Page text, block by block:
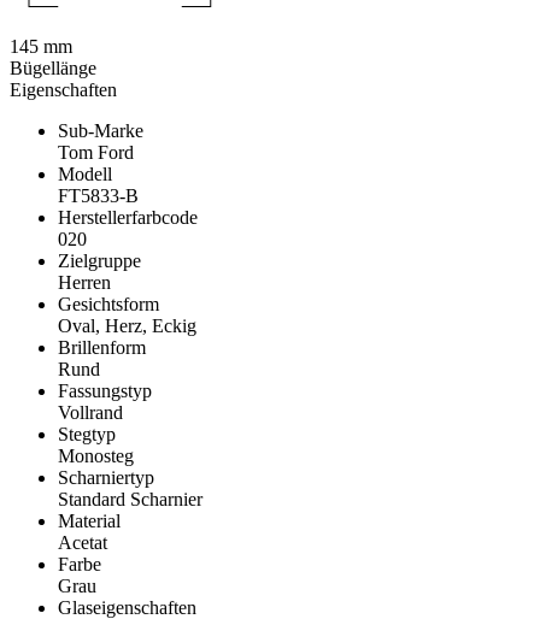
Eigenschaften
Sub-Marke
Tom Ford
Modell
FT5833-B
Herstellerfarbcode
020
Zielgruppe
Herren
Gesichtsform
Oval, Herz, Eckig
Brillenform
Rund
Fassungstyp
Vollrand
Stegtyp
Monosteg
Scharniertyp
Standard Scharnier
Material
Acetat
Farbe
Grau
Glaseigenschaften
145 mm
Bügellänge